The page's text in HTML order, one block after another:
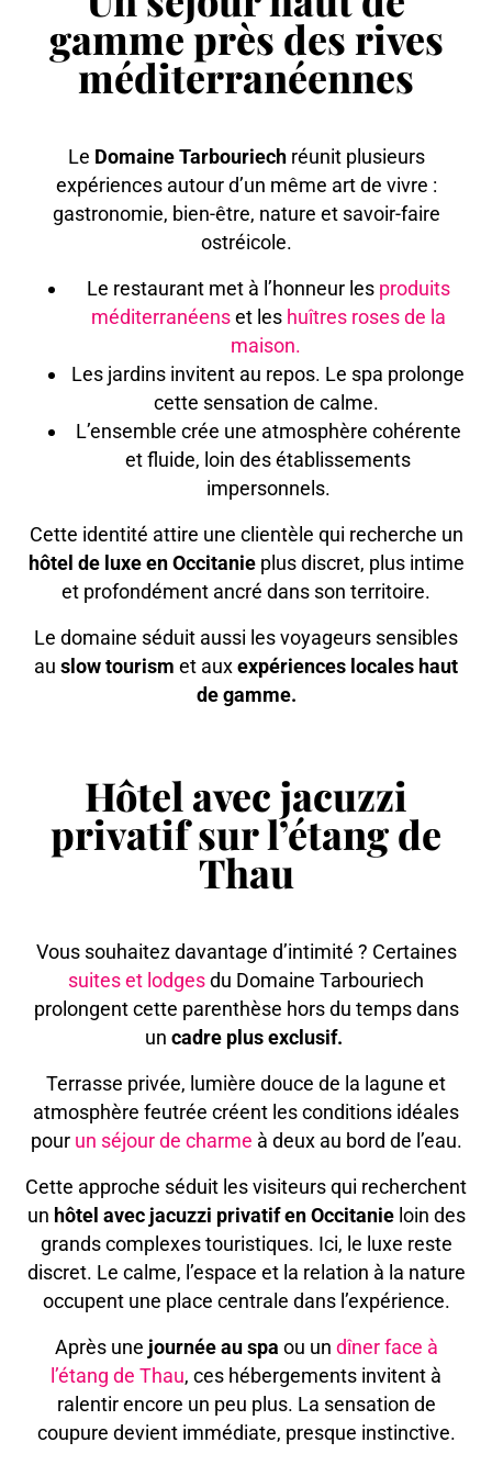
gamme près des rives
méditerranéennes
Le Domaine Tarbouriechréunit plusieurs
expériences autour d’un même art de vivre :
gastronomie, bien-être, nature et savoir-faire
ostréicole.
Le restaurant met à l’honneur lesproduits
méditerranéenset leshuîtres roses de la
maison.
Les jardins invitent au repos. Le spa prolonge
cette sensation de calme.
L’ensemble crée une atmosphère cohérente
et fluide, loin des établissements
impersonnels.
Cette identité attire une clientèle qui recherche un
hôtel de luxe en Occitanie plus discret, plus intime
et profondément ancré dans son territoire.
Le domaine séduit aussi les voyageurs sensibles
au slow tourism et auxexpériences locales haut
de gamme.
Hôtel avec jacuzzi
privatif sur l’étang de
Thau
Vous souhaitez davantage d’intimité ? Certaines
suites et lodgesdu Domaine Tarbouriech
prolongent cette parenthèse hors du temps dans
un cadre plus exclusif.
Terrasse privée, lumière douce de la lagune et
atmosphère feutrée créent les conditions idéales
pour un séjour de charme à deux au bord de l’eau.
Cette approche séduit les visiteurs qui recherchent
un hôtel avec jacuzzi privatif en Occitanieloin des
grands complexes touristiques. Ici, le luxe reste
discret. Le calme, l’espace et la relation à la nature
occupent une place centrale dans l’expérience.
Après une journée au spa ou un dîner face à
l’étang de Thau, ces hébergements invitent à
ralentir encore un peu plus. La sensation de
coupure devient immédiate, presque instinctive.